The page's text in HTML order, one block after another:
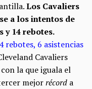
Los Cavaliers
a los intentos de
y 14 rebotes.
rebotes, 6 asistencias
Cavaliers
la que iguala el
mejorrécord a